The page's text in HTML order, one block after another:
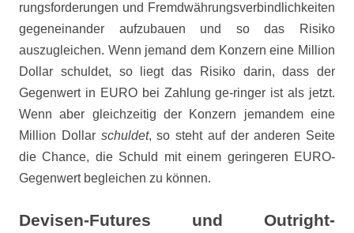
rungsforderungen und Fremdwährungsverbindlichkeiten
gegeneinander aufzubauen und so das Risiko
auszugleichen. Wenn jemand dem Konzern eine Million
Dollar schuldet, so liegt das Risiko darin, dass der
Gegenwert in EURO bei Zahlung ge-ringer ist als jetzt.
Wenn aber gleichzeitig der Konzern jemandem eine
Million Dollar schuldet, so steht auf der anderen Seite
die Chance, die Schuld mit einem geringeren EURO-
Gegenwert begleichen zu können.
Devisen-Futures und Outright-